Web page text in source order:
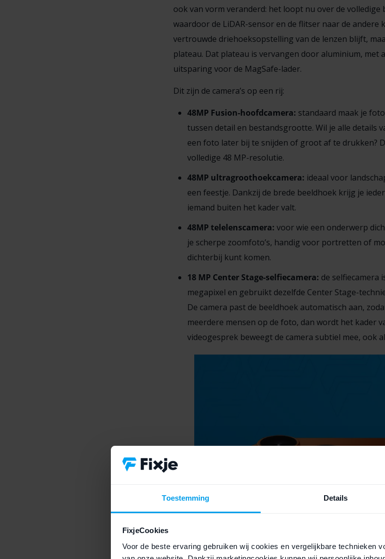
Toestemming Details
FixjeCookies
Voor de beste ervaring gebruiken wij cookies en vergelijkbare technieken
ook van vorm veranderd: het loopt nu over de volledige
waardoor de LiDAR-sensor en de flitser naar de andere
vertrouwde driehoeksopstelling van de lenzen blijft,
plateau. Dat plateau is vervangen door aluminium, met
uitsparing voor de MagSafe-lader.
Dit zijn de camera’s op een rij:
48MP Fusion-hoofdcamera: standaard maak je
tussen detail en bestandsgrootte. Wil je alle details
een foto later bij te snijden of groot af te drukken?
volledige 48 MP-resolutie.
48MP ultragroothoekcamera: ideaal voor
een feestje. Dankzij de brede beeldhoek krijg je
iemand buiten het kader valt.
48MP telelenscamera: voor wie een onderwerp
je scherpe zoomfoto’s, handig voor portretten of
dichterbij kunt komen.
18 MP Center Stage-selfiecamera: de selfiecamera
megapixel en gebruikt dezelfde Center Stage-
De camera past de beeldhoek automatisch aan,
meerdere mensen op de foto, dan wordt het kader
videogesprek beweegt de camera subtiel mee, ook